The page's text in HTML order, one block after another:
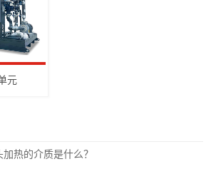
元
热的介质是什么？